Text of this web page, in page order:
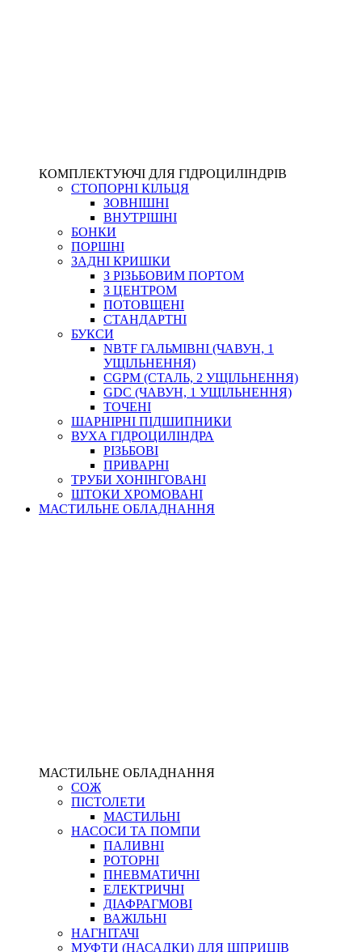
КОМПЛЕКТУЮЧІ ДЛЯ ГІДРОЦИЛІНДРІВ
СТОПОРНІ КІЛЬЦЯ
ЗОВНІШНІ
ВНУТРІШНІ
БОНКИ
ПОРШНІ
ЗАДНІ КРИШКИ
З РІЗЬБОВИМ ПОРТОМ
З ЦЕНТРОМ
ПОТОВЩЕНІ
СТАНДАРТНІ
БУКСИ
NBTF ГАЛЬМІВНІ (ЧАВУН, 1
УЩІЛЬНЕННЯ)
CGPM (СТАЛЬ, 2 УЩІЛЬНЕННЯ)
GDC (ЧАВУН, 1 УЩІЛЬНЕННЯ)
ТОЧЕНІ
ШАРНІРНІ ПІДШИПНИКИ
ВУХА ГІДРОЦИЛІНДРА
РІЗЬБОВІ
ПРИВАРНІ
ТРУБИ ХОНІНГОВАНІ
ШТОКИ ХРОМОВАНІ
МАСТИЛЬНЕ ОБЛАДНАННЯ
МАСТИЛЬНЕ ОБЛАДНАННЯ
СОЖ
ПІСТОЛЕТИ
МАСТИЛЬНІ
НАСОСИ ТА ПОМПИ
ПАЛИВНІ
РОТОРНІ
ПНЕВМАТИЧНІ
ЕЛЕКТРИЧНІ
ДІАФРАГМОВІ
ВАЖІЛЬНІ
НАГНІТАЧІ
МУФТИ (НАСАДКИ) ДЛЯ ШПРИЦІВ